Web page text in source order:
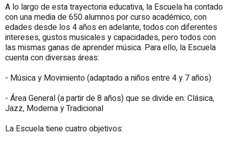
A lo largo de esta trayectoria educativa, la Escuela ha contado
con una media de 650 alumnos por curso académico, con
edades desde los 4 años en adelante; todos con diferentes
intereses, gustos musicales y capacidades, pero todos con
las mismas ganas de aprender música. Para ello, la Escuela
cuenta con diversas áreas:
- Música y Movimiento (adaptado a niños entre 4 y 7 años)
- Área General (a partir de 8 años) que se divide en: Clásica,
Jazz, Moderna y Tradicional
La Escuela tiene cuatro objetivos: